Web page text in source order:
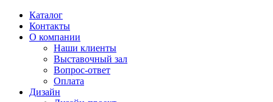
Каталог
Контакты
О компании
Наши клиенты
Выставочный зал
Вопрос-ответ
Оплата
Дизайн